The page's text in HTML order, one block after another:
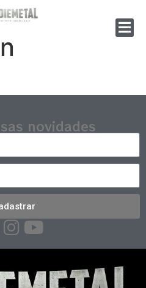
novidades